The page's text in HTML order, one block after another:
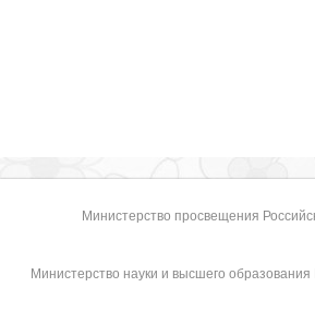
Министерство просвещения
Министерство науки и высшего